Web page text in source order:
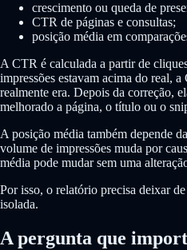
crescimento ou queda de
CTR de páginas e consultas;
posição média em
A CTR é calculada a partir de
impressões estavam acima do real,
realmente era. Depois da correção,
melhorado a página, o título ou o
A posição média também depende
volume de impressões muda por
média pode mudar sem uma
Por isso, o relatório precisa deixar
isolada.
A pergunta que